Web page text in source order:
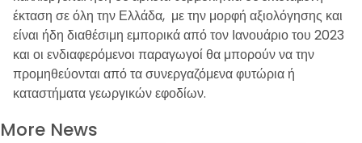
έκταση σε όλη την Ελλάδα, με την μορφή αξιολόγησης και
είναι ήδη διαθέσιμη εμπορικά από τον Ιανουάριο του 2023
και οι ενδιαφερόμενοι παραγωγοί θα μπορούν να την
προμηθεύονται από τα συνεργαζόμενα φυτώρια ή
καταστήματα γεωργικών εφοδίων.
More News